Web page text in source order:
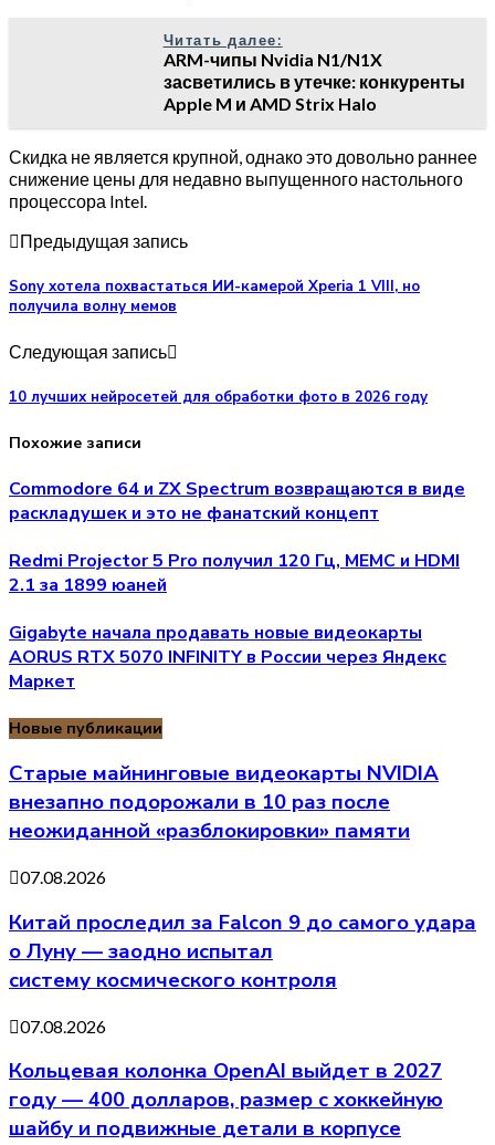
Читать далее:
ARM-чипы Nvidia N1/N1X
засветились в утечке: конкуренты
Apple M и AMD Strix Halo
Скидка не является крупной, однако это довольно раннее
снижение цены для недавно выпущенного настольного
процессора Intel.
Предыдущая запись
Sony хотела похвастаться ИИ-камерой Xperia 1 VIII, но
получила волну мемов
Следующая запись
10 лучших нейросетей для обработки фото в 2026 году
Похожие записи
Commodore 64 и ZX Spectrum возвращаются в виде
раскладушек и это не фанатский концепт
Redmi Projector 5 Pro получил 120 Гц, MEMC и HDMI
2.1 за 1899 юаней
Gigabyte начала продавать новые видеокарты
AORUS RTX 5070 INFINITY в России через Яндекс
Маркет
Новые публикации
Старые майнинговые видеокарты NVIDIA
внезапно подорожали в 10 раз после
неожиданной «разблокировки» памяти
07.08.2026
Китай проследил за Falcon 9 до самого удара
о Луну — заодно испытал
систему космического контроля
07.08.2026
Кольцевая колонка OpenAI выйдет в 2027
году — 400 долларов, размер с хоккейную
шайбу и подвижные детали в корпусе